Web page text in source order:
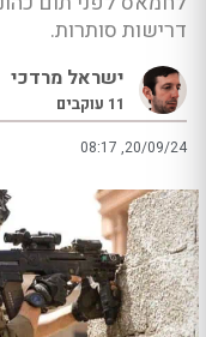
דרישות סותרות.
ישראל מרדכי
11 עוקבים
08:17 ,20/09/24